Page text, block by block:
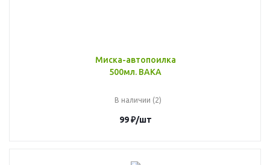
Миска-автопоилка
500мл. ВАКА
В наличии (2)
99₽/шт